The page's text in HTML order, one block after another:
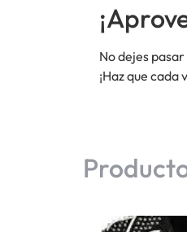
No dejes
¡Haz que